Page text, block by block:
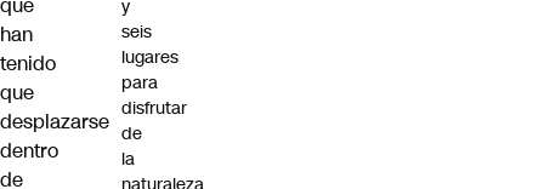
han
tenido
que
desplazarse
dentro
de
y
seis
lugares
para
disfrutar
de
la
naturaleza